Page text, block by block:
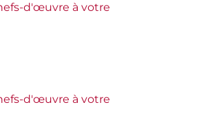
d'œuvre à votre
d'œuvre à votre